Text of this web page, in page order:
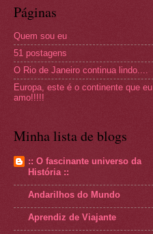
Páginas
Quem sou eu
51 postagens
O Rio de Janeiro continua lindo....
Europa, este é o continente que eu
amo!!!!!
Minha lista de blogs
:: O fascinante universo da
História ::
Andarilhos do Mundo
Aprendiz de Viajante